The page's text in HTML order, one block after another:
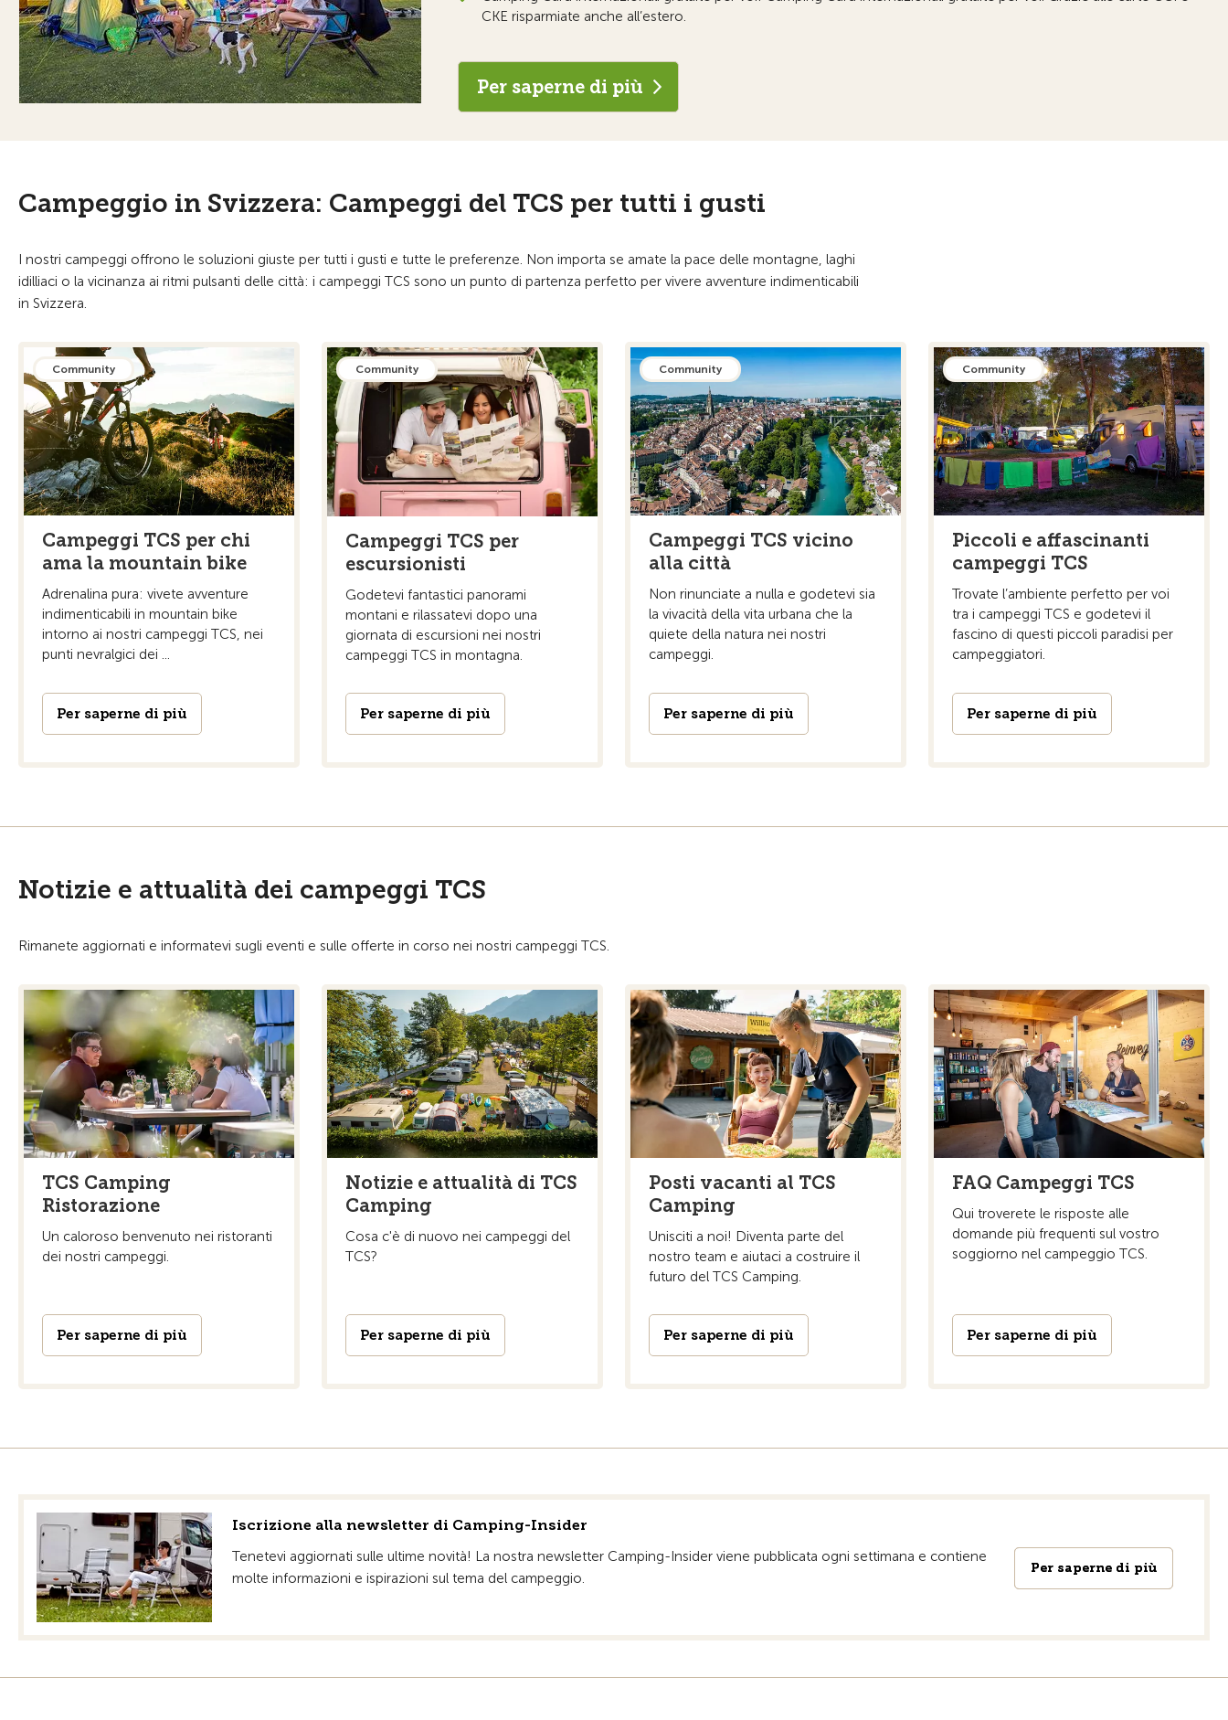
CKE risparmiate anche all’estero.
Per saperne di più
Campeggio in Svizzera: Campeggi del TCS per tutti i gusti
I nostri campeggi offrono le soluzioni giuste per tutti i gusti e tutte le preferenze. Non importa se amate la pace delle montagne, laghi
idilliaci o la vicinanza ai ritmi pulsanti delle città: i campeggi TCS sono un punto di partenza perfetto per vivere avventure indimenticabili
in Svizzera.
Community
Campeggi TCS per chi
ama la mountain bike
Adrenalina pura: vivete avventure
indimenticabili in mountain bike
intorno ai nostri campeggi TCS, nei
punti nevralgici dei ...
Per saperne di più
Community
Campeggi TCS per
escursionisti
Godetevi fantastici panorami
montani e rilassatevi dopo una
giornata di escursioni nei nostri
campeggi TCS in montagna.
Per saperne di più
Community
Campeggi TCS vicino
alla città
Non rinunciate a nulla e godetevi sia
la vivacità della vita urbana che la
quiete della natura nei nostri
campeggi.
Per saperne di più
Community
Piccoli e affascinanti
campeggi TCS
Trovate l’ambiente perfetto per voi
tra i campeggi TCS e godetevi il
fascino di questi piccoli paradisi per
campeggiatori.
Per saperne di più
Notizie e attualità dei campeggi TCS
Rimanete aggiornati e informatevi sugli eventi e sulle offerte in corso nei nostri campeggi TCS.
TCS Camping
Ristorazione
Un caloroso benvenuto nei ristoranti
dei nostri campeggi.
Per saperne di più
Notizie e attualità di TCS
Camping
Cosa c'è di nuovo nei campeggi del
TCS?
Per saperne di più
Posti vacanti al TCS
Camping
Unisciti a noi! Diventa parte del
nostro team e aiutaci a costruire il
futuro del TCS Camping.
Per saperne di più
FAQ Campeggi TCS
Qui troverete le risposte alle
domande più frequenti sul vostro
soggiorno nel campeggio TCS.
Per saperne di più
Iscrizione alla newsletter di Camping-Insider
Tenetevi aggiornati sulle ultime novità! La nostra newsletter Camping-Insider viene pubblicata ogni settimana e contiene
molte informazioni e ispirazioni sul tema del campeggio.
Per saperne di più
Per saperne di più